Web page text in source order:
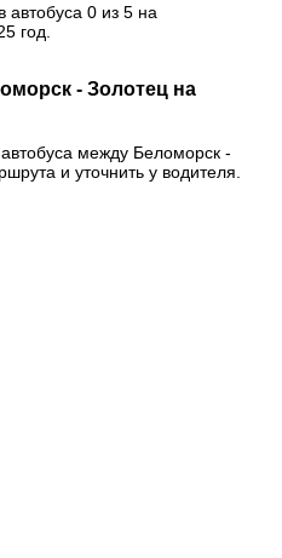
0 из 5 на
год.
- Золотец на
между Беломорск -
и уточнить у водителя.